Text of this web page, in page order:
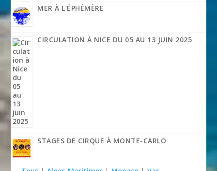
MER À L’ÉPHÉMÈRE
CIRCULATION À NICE DU 05 AU 13 JUIN 2025
STAGES DE CIRQUE À MONTE-CARLO